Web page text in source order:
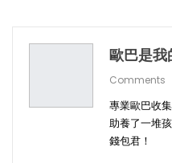
歐巴是我
Comments
專業歐巴收
助養了一堆
錢包君！